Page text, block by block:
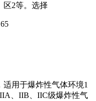
区2等。选择
适用于爆炸性气体环境1
、IIB、IIC级爆炸性气